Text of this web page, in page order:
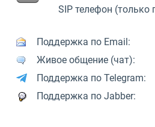
SIP телефон (только
Поддержка по Email:
Живое общение (чат):
Поддержка по Telegram:
Поддержка по Jabber: